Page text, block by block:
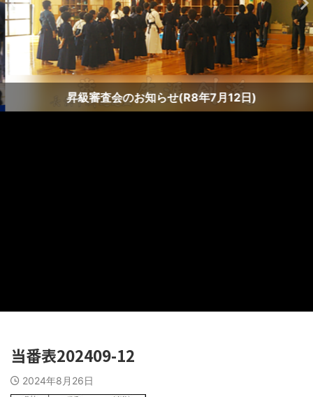
昇級審査会のお知らせ(R8年7月12日)
当番表202409-12
2024年8月26日